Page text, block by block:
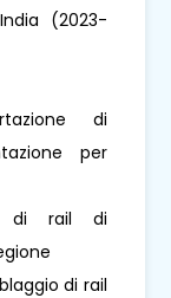
(2023-
di
per
di rail di
di rail